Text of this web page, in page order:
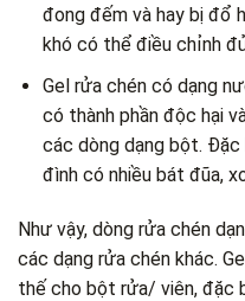
đong đếm và hay bị đổ
khó có thể điều chỉnh
Gel rửa chén có dạng
có thành phần độc hại
các dòng dạng bột. Đặc
đình có nhiều bát đũa,
Như vậy, dòng rửa chén
các dạng rửa chén khác.
thế cho bột rửa/ viên, đặc